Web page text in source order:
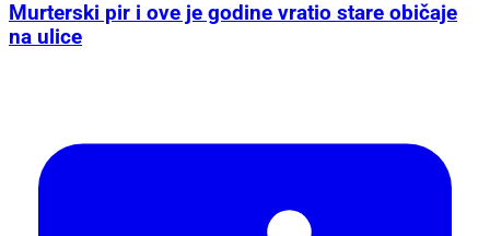
Murterski pir i ove je godine vratio stare običaje
na ulice